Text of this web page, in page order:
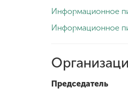
Приемная
комиссия
+7 (831) 262-26-20
Информационное
Информационное
Председатель